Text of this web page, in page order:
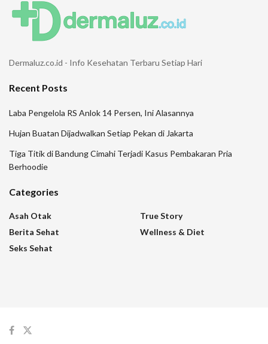
Dermaluz.co.id - Info Kesehatan Terbaru Setiap Hari
Recent Posts
Laba Pengelola RS Anlok 14 Persen, Ini Alasannya
Hujan Buatan Dijadwalkan Setiap Pekan di Jakarta
Tiga Titik di Bandung Cimahi Terjadi Kasus Pembakaran Pria
Berhoodie
Categories
Asah Otak
Berita Sehat
Seks Sehat
True Story
Wellness & Diet